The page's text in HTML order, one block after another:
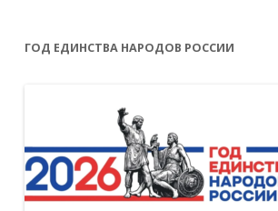
ГОД ЕДИНСТВА НАРОДОВ РОССИИ